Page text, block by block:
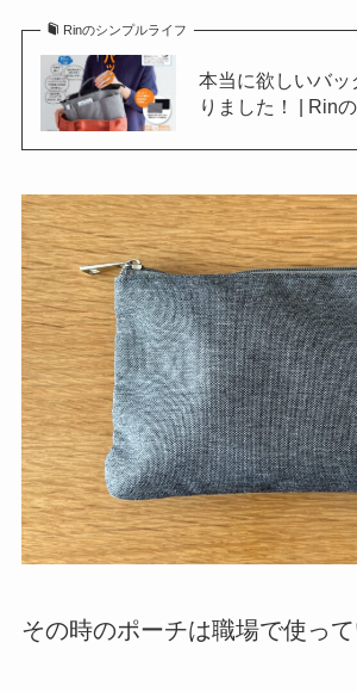
Rinのシンプルライフ
本当に欲しいバ
りました！ | Rin
その時のポーチは職場で使って